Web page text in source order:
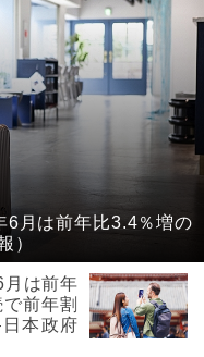
6月は前年比3.4％増の
）
月は前年
前年割
本政府